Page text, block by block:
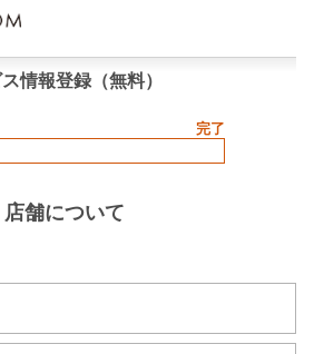
情報登録（無料）
完了
店舗について